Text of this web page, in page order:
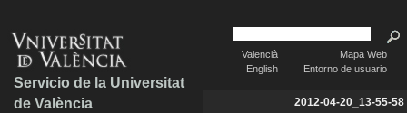
Servicio de la Universitat
de València
Mapa Web
Entorno de usuario
Valencià
English
2012-04-20_13-55-58